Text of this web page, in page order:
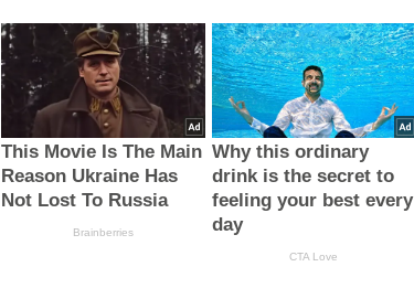
This Movie Is The Main
Reason Ukraine Has
Not Lost To Russia
Brainberries
Why this ordinary
drink is the secret to
feeling your best every
day
CTA Love